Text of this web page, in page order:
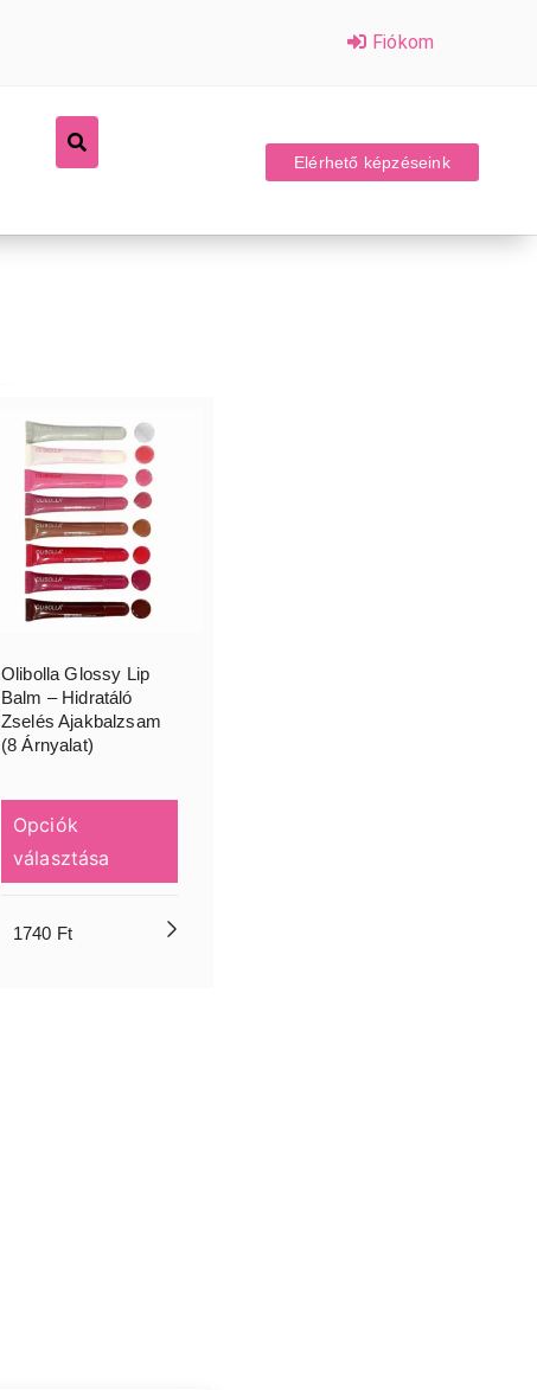
Fiókom
Elérhető képzéseink
Olibolla Glossy Lip
Balm – Hidratáló
Zselés Ajakbalzsam
(8 Árnyalat)
Opciók
választása
1740 Ft